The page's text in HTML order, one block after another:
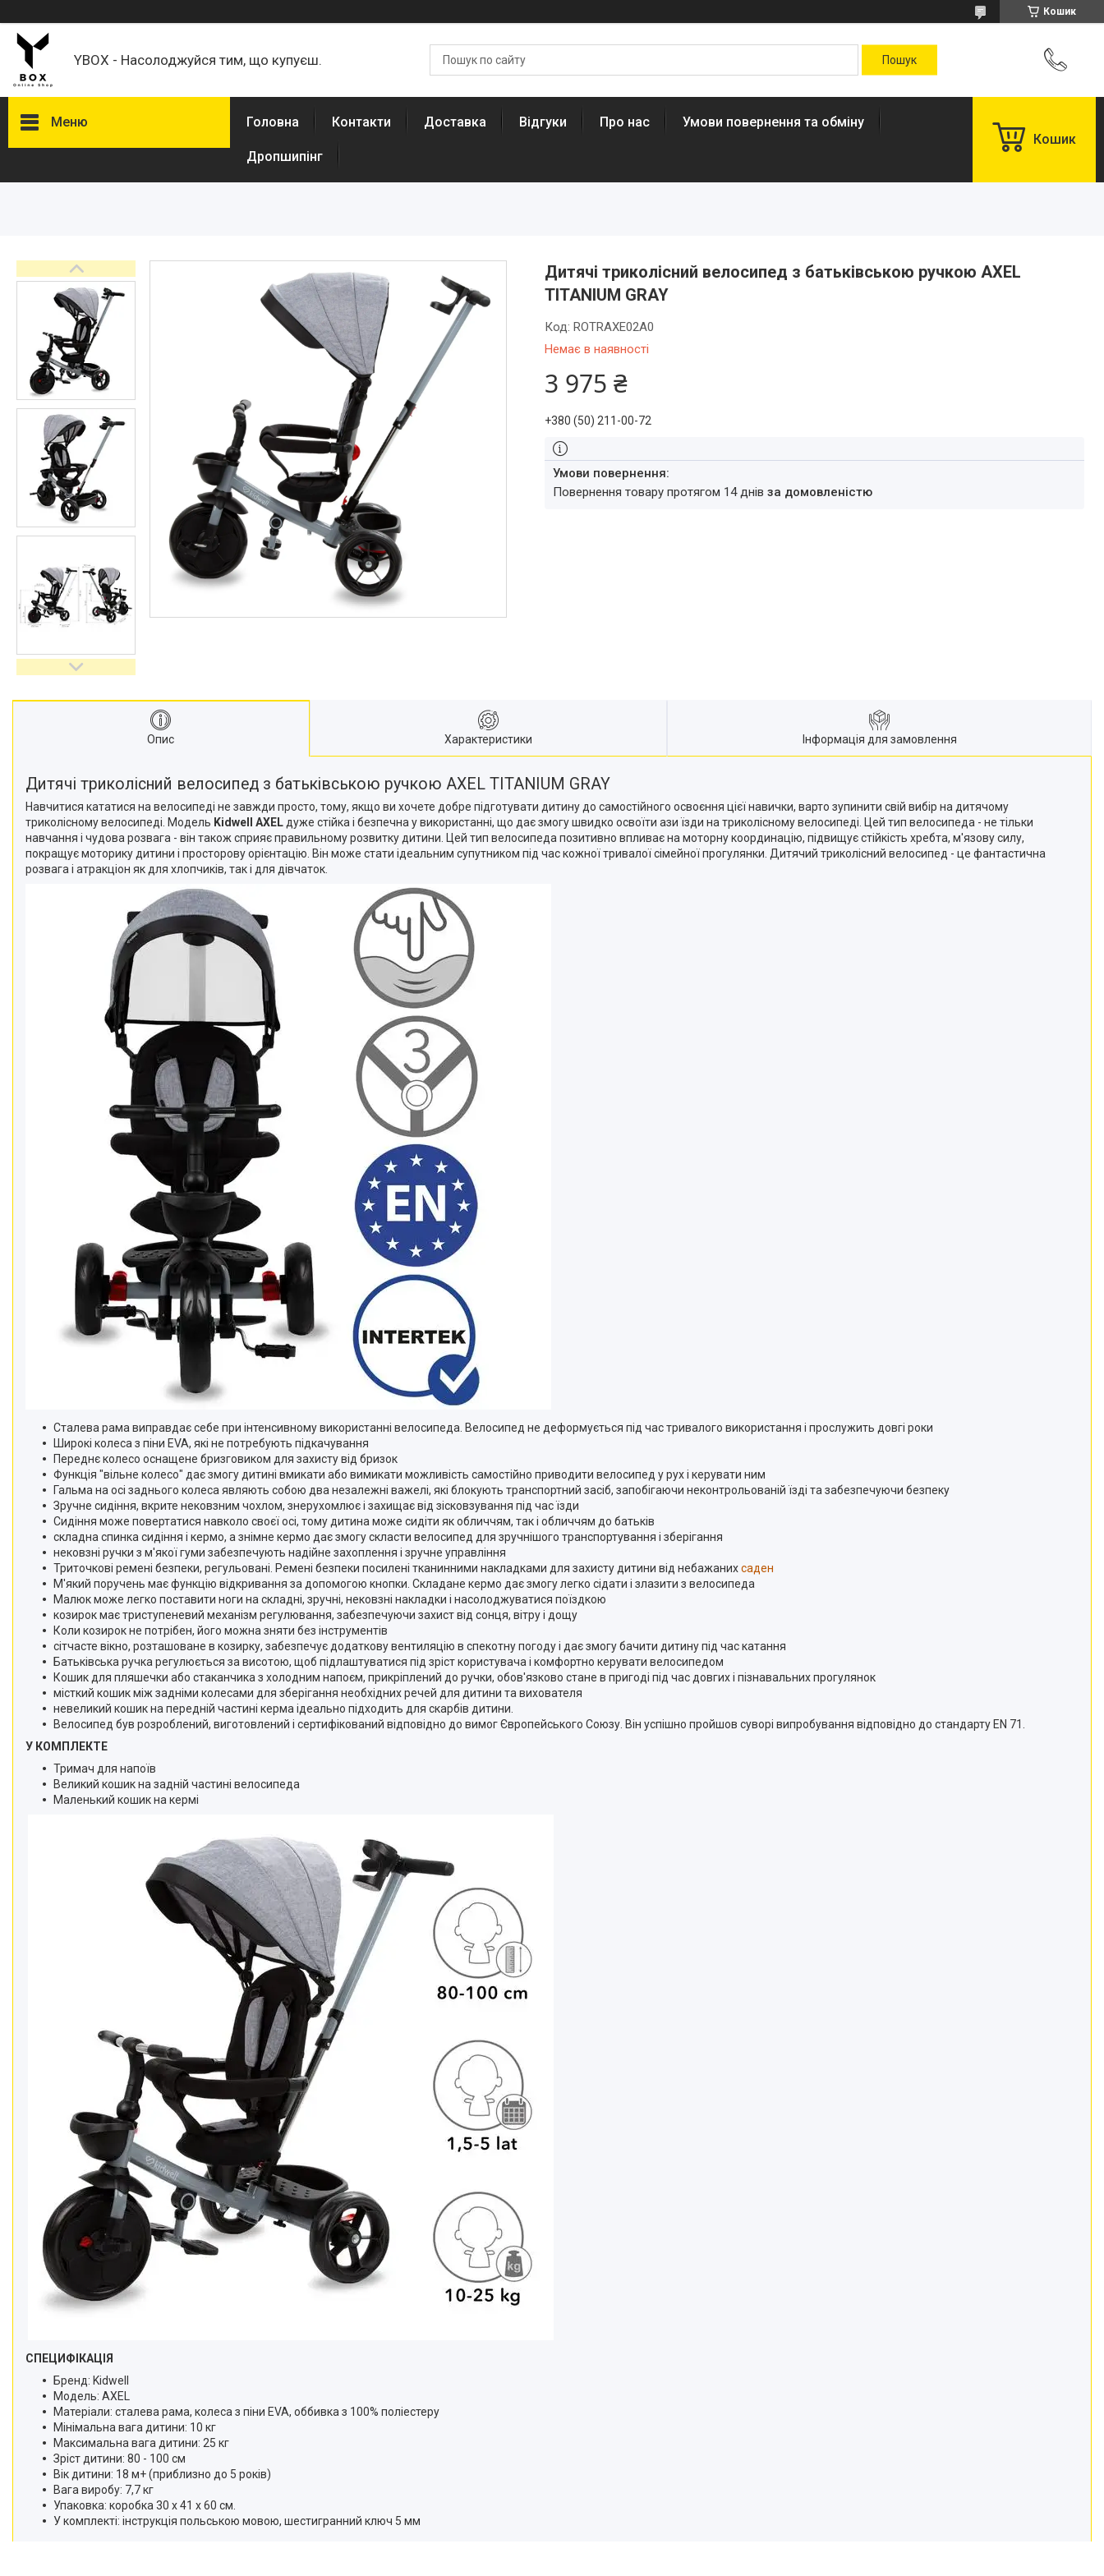
Кошик
YBOX - Насолоджуйся тим, що купуєш.
Меню
Спорт і туризм
Авто товары
Товари для дітей
Зоотовари
Техніка для кухні
Техніка для дому
Інструменти і обладнання
Все для краси та здоров'я
Все для саду
Інші товари
Електроніка
Головна Контакти Доставка Відгуки Про нас Умови повернення та обміну
Дропшипінг
Кошик
Дитячі триколісний велосипед з батьківською ручкою AXEL
TITANIUM GRAY
Немає в наявності
Код: ROTRAXE02A0
3 975 ₴
+380 (50) 211-00-72
повернення товару протягом 14 днів за домовленістю
Опис Характеристики Інформація для замовлення
Дитячі триколісний велосипед з батьківською ручкою AXEL TITANIUM GRAY
Навчитися кататися на велосипеді не завжди просто, тому, якщо ви хочете добре підготувати дитину до самостійного освоєння цієї навички, варто зупинити свій вибір на дитячому
триколісному велосипеді. Модель Kidwell AXEL дуже стійка і безпечна у використанні, що дає змогу швидко освоїти ази їзди на триколісному велосипеді. Цей тип велосипеда - не тільки
навчання і чудова розвага - він також сприяє правильному розвитку дитини. Цей тип велосипеда позитивно впливає на моторну координацію, підвищує стійкість хребта, м'язову силу,
покращує моторику дитини і просторову орієнтацію. Він може стати ідеальним супутником під час кожної тривалої сімейної прогулянки. Дитячий триколісний велосипед - це фантастична
розвага і атракціон як для хлопчиків, так і для дівчаток.
Сталева рама виправдає себе при інтенсивному використанні велосипеда. Велосипед не деформується під час тривалого використання і прослужить довгі роки
Широкі колеса з піни EVA, які не потребують підкачування
Переднє колесо оснащене бризговиком для захисту від бризок
Функція "вільне колесо" дає змогу дитині вмикати або вимикати можливість самостійно приводити велосипед у рух і керувати ним
Гальма на осі заднього колеса являють собою два незалежні важелі, які блокують транспортний засіб, запобігаючи неконтрольованій їзді та забезпечуючи безпеку
Зручне сидіння, вкрите нековзним чохлом, знерухомлює і захищає від зісковзування під час їзди
Сидіння може повертатися навколо своєї осі, тому дитина може сидіти як обличчям, так і обличчям до батьків
складна спинка сидіння і кермо, а знімне кермо дає змогу скласти велосипед для зручнішого транспортування і зберігання
нековзні ручки з м'якої гуми забезпечують надійне захоплення і зручне управління
Триточкові ремені безпеки, регульовані. Ремені безпеки посилені тканинними накладками для захисту дитини від небажанихсаден
М'який поручень має функцію відкривання за допомогою кнопки. Складане кермо дає змогу легко сідати і злазити з велосипеда
Малюк може легко поставити ноги на складні, зручні, нековзні накладки і насолоджуватися поїздкою
козирок має триступеневий механізм регулювання, забезпечуючи захист від сонця, вітру і дощу
Коли козирок не потрібен, його можна зняти без інструментів
сітчасте вікно, розташоване в козирку, забезпечує додаткову вентиляцію в спекотну погоду і дає змогу бачити дитину під час катання
Батьківська ручка регулюється за висотою, щоб підлаштуватися під зріст користувача і комфортно керувати велосипедом
Кошик для пляшечки або стаканчика з холодним напоєм, прикріплений до ручки, обов'язково стане в пригоді під час довгих і пізнавальних прогулянок
місткий кошик між задніми колесами для зберігання необхідних речей для дитини та вихователя
невеликий кошик на передній частині керма ідеально підходить для скарбів дитини.
Велосипед був розроблений, виготовлений і сертифікований відповідно до вимог Європейського Союзу. Він успішно пройшов суворі випробування відповідно до стандарту EN 71.
У КОМПЛЕКТЕ
Тримач для напоїв
Великий кошик на задній частині велосипеда
Маленький кошик на кермі
СПЕЦИФІКАЦІЯ
Бренд: Kidwell
Модель: AXEL
Матеріали: сталева рама, колеса з піни EVA, оббивка з 100% поліестеру
Мінімальна вага дитини: 10 кг
Максимальна вага дитини: 25 кг
Зріст дитини: 80 - 100 см
Вік дитини: 18 м+ (приблизно до 5 років)
Вага виробу: 7,7 кг
Упаковка: коробка 30 x 41 x 60 см.
У комплекті: інструкція польською мовою, шестигранний ключ 5 мм